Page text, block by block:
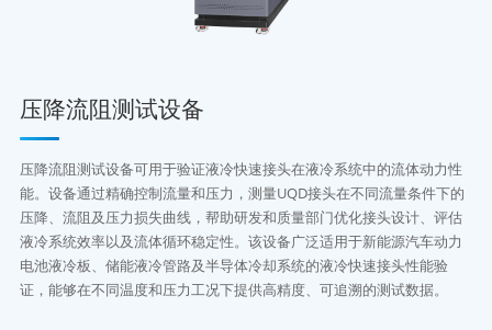
压降流阻测试设备
压降流阻测试设备可用于验证液冷快速接头在液冷系统中的流体动力性
能。设备通过精确控制流量和压力，测量UQD接头在不同流量条件下的
压降、流阻及压力损失曲线，帮助研发和质量部门优化接头设计、评估
液冷系统效率以及流体循环稳定性。该设备广泛适用于新能源汽车动力
电池液冷板、储能液冷管路及半导体冷却系统的液冷快速接头性能验
证，能够在不同温度和压力工况下提供高精度、可追溯的测试数据。